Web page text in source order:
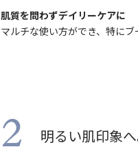
肌質を問わずデイリーケアに
マルチな使い方ができ、特にブ
2 明るい肌印象